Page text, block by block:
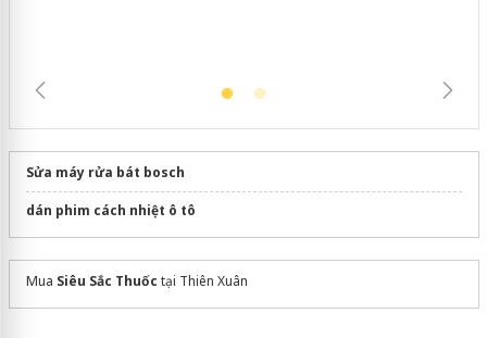
Sửa máy rửa bát bosch
dán phim cách nhiệt ô tô
Mua Siêu Sắc Thuốc tại Thiên Xuân